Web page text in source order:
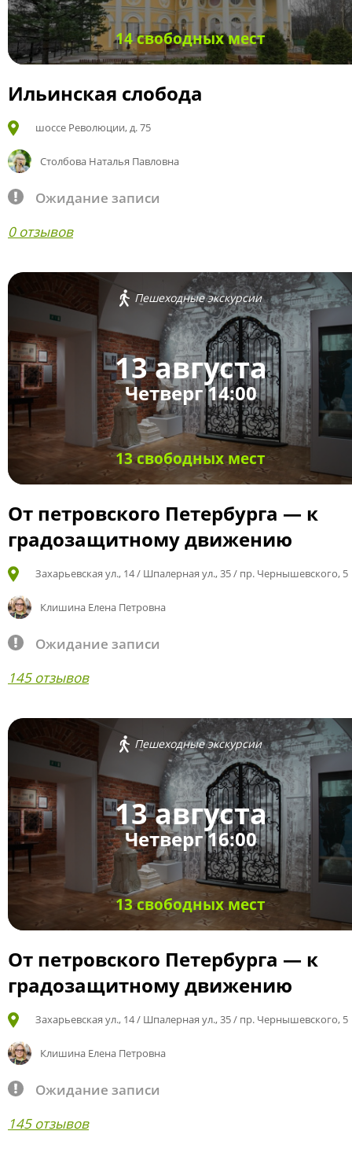
14 свободных мест
Ильинская слобода
шоссе Революции, д. 75
Столбова Наталья Павловна
Ожидание записи
0 отзывов
Пешеходные экскурсии
13 августа
Четверг 14:00
13 свободных мест
От петровского Петербурга — к
градозащитному движению
Захарьевская ул., 14 / Шпалерная ул., 35 / пр. Чернышевского, 5
Клишина Елена Петровна
Ожидание записи
145 отзывов
Пешеходные экскурсии
13 августа
Четверг 16:00
13 свободных мест
От петровского Петербурга — к
градозащитному движению
Захарьевская ул., 14 / Шпалерная ул., 35 / пр. Чернышевского, 5
Клишина Елена Петровна
Ожидание записи
145 отзывов